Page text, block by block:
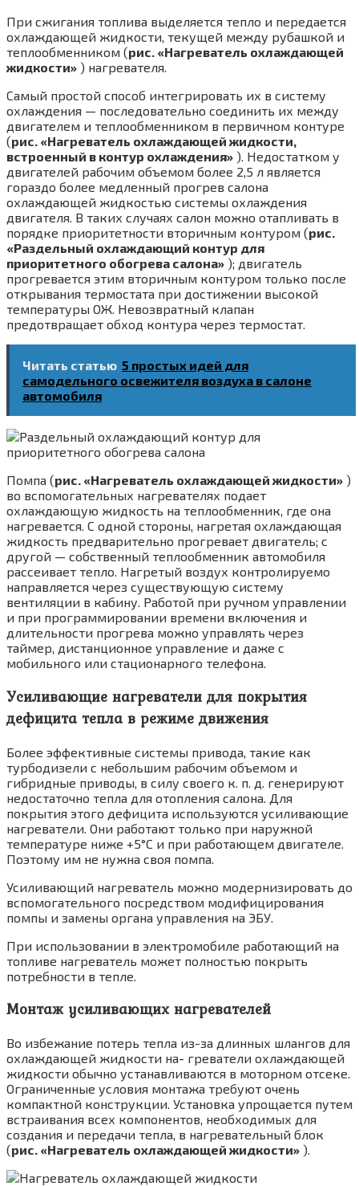
При сжигания топлива выделяется тепло и передается
охлаждающей жидкости, текущей между рубашкой и
теплообменником (рис. «Нагреватель охлаждающей
жидкости» ) нагревателя.
Самый простой способ интегрировать их в систему
охлаждения — последовательно соеди­нить их между
двигателем и теплообменником в первичном контуре
(рис. «Нагреватель охлаждающей жидкости,
встроенный в контур охлаждения» ). Недостатком у
двигателей рабочим объемом более 2,5 л явля­ется
гораздо более медленный прогрев салона
охлаждающей жидкостью системы охлажде­ния
двигателя. В таких случаях салон можно отапливать в
порядке приоритетности вторич­ным контуром (рис.
«Раздельный охлаждающий контур для
приоритетного обогрева салона» ); двигатель
прогрева­ется этим вторичным контуром только после
открывания термостата при достижении вы­сокой
температуры ОЖ. Невозвратный клапан
предотвращает обход контура через термостат.
Читать статью 5 простых идей для
самодельного освежителя воздуха в салоне
автомобиля
Помпа (рис. «Нагреватель охлаждающей жидкости» )
во вспомогательных нагре­вателях подает
охлаждающую жидкость на теплообменник, где она
нагревается. С одной стороны, нагретая охлаждающая
жидкость предварительно прогревает двигатель; с
дру­гой — собственный теплообменник автомобиля
рассеивает тепло. Нагретый воздух контролируемо
направляется через существу­ющую систему
вентиляции в кабину. Работой при ручном управлении
и при программиро­вании времени включения и
длительности прогрева можно управлять через
таймер, дис­танционное управление и даже с
мобильного или стационарного телефона.
Усиливающие нагреватели для покрытия
дефицита тепла в режиме движения
Более эффективные системы привода, та­кие как
турбодизели с небольшим рабочим объемом и
гибридные приводы, в силу своего к. п. д. генерируют
недостаточно тепла для отопления салона. Для
покрытия этого дефи­цита используются усиливающие
нагреватели. Они работают только при наружной
темпера­туре ниже +5°С и при работающем двигателе.
Поэтому им не нужна своя помпа.
Усиливающий нагреватель можно модер­низировать до
вспомогательного посред­ством модифицирования
помпы и замены органа управления на ЭБУ.
При использовании в электромобиле ра­ботающий на
топливе нагреватель может полностью покрыть
потребности в тепле.
Монтаж усиливающих нагревателей
Во избежание потерь тепла из-за длинных шлангов для
охлаждающей жидкости на- греватели охлаждающей
жидкости обычно устанавливаются в моторном отсеке.
Огра­ниченные условия монтажа требуют очень
компактной конструкции. Установка упро­щается путем
встраивания всех компонентов, необходимых для
создания и передачи тепла, в нагревательный блок
(рис. «Нагреватель охлаждающей жидкости» ).